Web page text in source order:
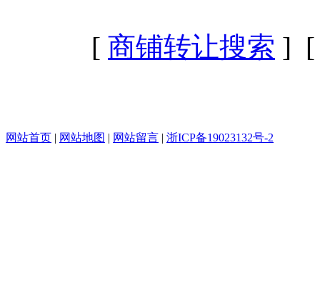
[ 商铺转让搜索 ]
网站首页 | 网站地图 | 网站留言 | 浙ICP备19023132号-2